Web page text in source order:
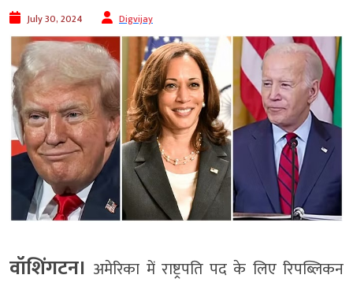
July 30, 2024 Digvijay
वॉशिंगटन। अमेरिका में राष्ट्रपति पद के लिए रिपब्लिकन